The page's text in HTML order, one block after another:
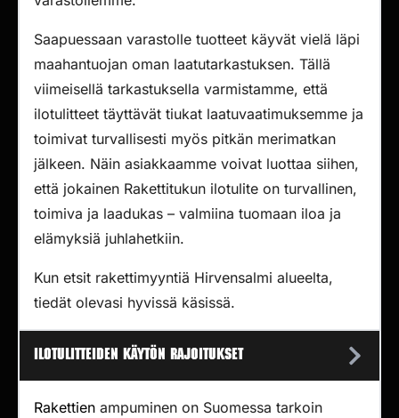
Saapuessaan varastolle tuotteet käyvät vielä läpi
maahantuojan oman laatutarkastuksen. Tällä
viimeisellä tarkastuksella varmistamme, että
ilotulitteet täyttävät tiukat laatuvaatimuksemme ja
toimivat turvallisesti myös pitkän merimatkan
jälkeen. Näin asiakkaamme voivat luottaa siihen,
että jokainen Rakettitukun ilotulite on turvallinen,
toimiva ja laadukas – valmiina tuomaan iloa ja
elämyksiä juhlahetkiin.
Kun etsit rakettimyyntiä Hirvensalmi alueelta,
tiedät olevasi hyvissä käsissä.
Ilotulitteiden käytön rajoitukset
Rakettien ampuminen on Suomessa tarkoin